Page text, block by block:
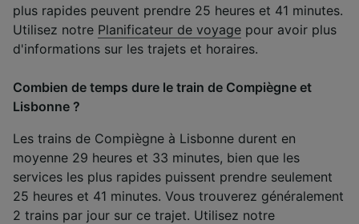
plus rapides peuvent prendre 25 heures et 41 minutes.
Utilisez notre Planificateur de voyage pour avoir plus
d'informations sur les trajets et horaires.
Combien de temps dure le train de Compiègne et
Lisbonne ?
Les trains de Compiègne à Lisbonne durent en
moyenne 29 heures et 33 minutes, bien que les
services les plus rapides puissent prendre seulement
25 heures et 41 minutes. Vous trouverez généralement
2 trains par jour sur ce trajet. Utilisez notre